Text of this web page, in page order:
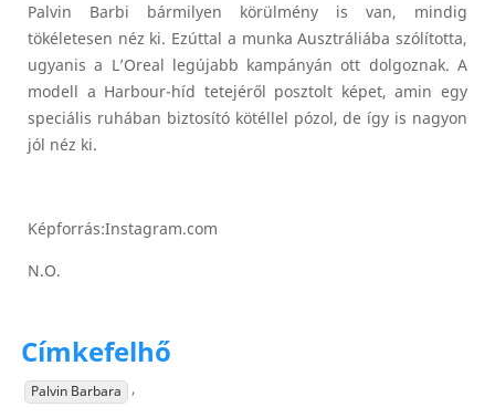
Palvin Barbi bármilyen körülmény is van, mindig
tökéletesen néz ki. Ezúttal a munka Ausztráliába szólította,
ugyanis a L’Oreal legújabb kampányán ott dolgoznak. A
modell a Harbour-híd tetejéről posztolt képet, amin egy
speciális ruhában biztosító kötéllel pózol, de így is nagyon
jól néz ki.
Képforrás:Instagram.com
N.O.
Címkefelhő
Palvin Barbara ,